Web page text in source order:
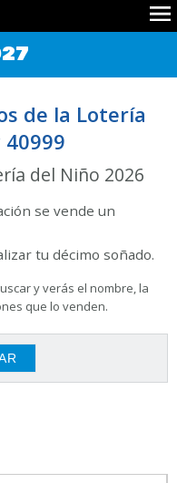
de la Lotería
del Niño 2026
se vende un
tu décimo soñado.
y verás el nombre, la
que lo venden.